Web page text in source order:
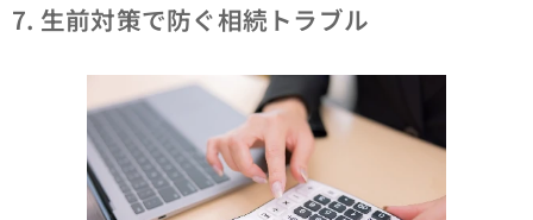
7. 生前対策で防ぐ相続トラブル